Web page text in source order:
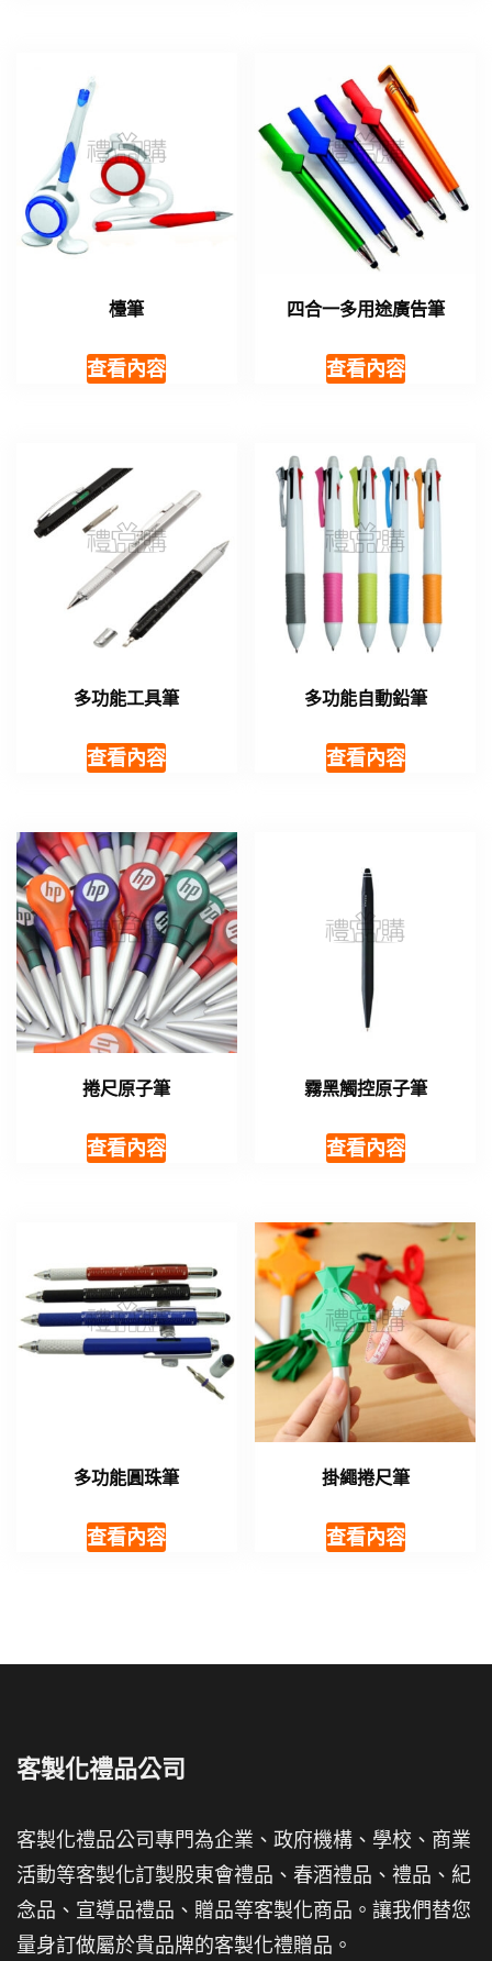
檯筆
查看內容
四合一多用途廣告筆
查看內容
多功能工具筆
查看內容
多功能自動鉛筆
查看內容
捲尺原子筆
查看內容
霧黑觸控原子筆
查看內容
多功能圓珠筆
查看內容
掛繩捲尺筆
查看內容
客製化禮品公司
客製化禮品公司專門為企業、政府機構、學校、商業
活動等客製化訂製股東會禮品、春酒禮品、禮品、紀
念品、宣導品禮品、贈品等客製化商品。讓我們替您
量身訂做屬於貴品牌的客製化禮贈品。